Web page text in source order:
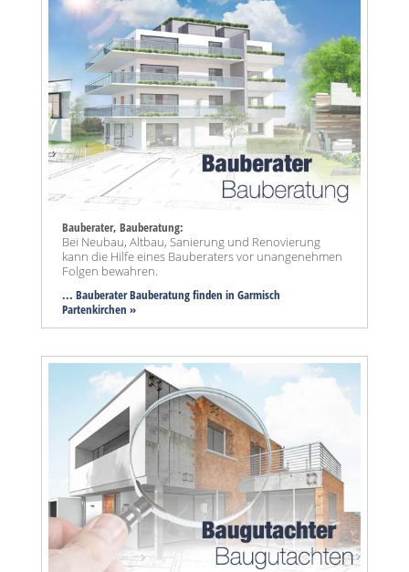
Bauberater, Bauberatung:
Bei Neubau, Altbau, Sanierung und Renovierung
kann die Hilfe eines Bauberaters vor unangenehmen
Folgen bewahren.
... Bauberater Bauberatung finden in Garmisch
Partenkirchen »